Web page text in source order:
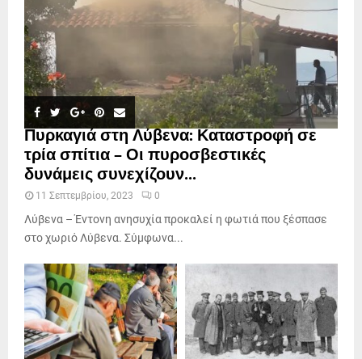
Πυρκαγιά στη Λύβενα: Καταστροφή σε
τρία σπίτια – Οι πυροσβεστικές
δυνάμεις συνεχίζουν...
11 Σεπτεμβρίου, 2023 0
Λύβενα – Έντονη ανησυχία προκαλεί η φωτιά που ξέσπασε
στο χωριό Λύβενα. Σύμφωνα...